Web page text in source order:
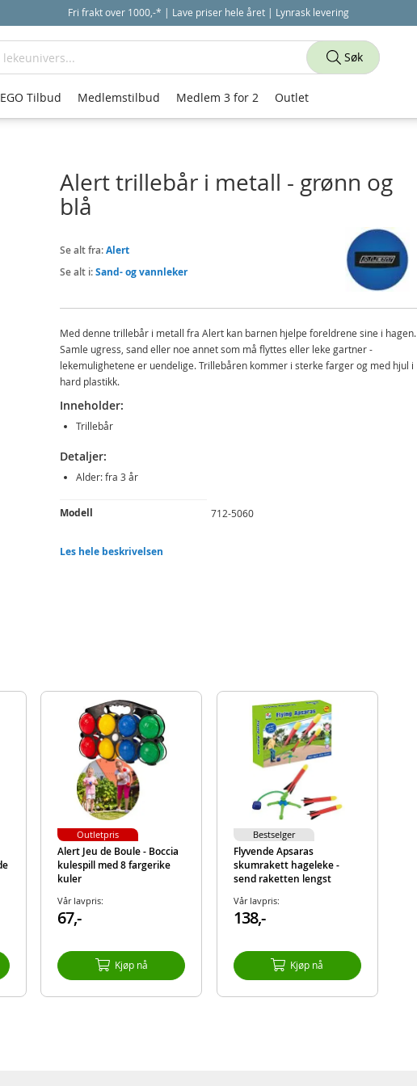
Fri frakt over 1000,-* | Lave priser hele året | Lynrask levering
Alert trillebår i metall - grønn og
blå
Se alt fra:Alert
Se alt i:Sand- og vannleker
Med denne trillebår i metall fra Alert kan barnen hjelpe foreldrene sine i hagen.
Samle ugress, sand eller noe annet som må flyttes eller leke gartner -
lekemulighetene er uendelige. Trillebåren kommer i sterke farger og med hjul i
hard plastikk.
Inneholder:
Trillebår
Detaljer:
Alder: fra 3 år
Produktdetaljer
Modell 712-5060
Les hele beskrivelsen
Alert Jeu de Boule - Boccia
kulespill med 8 fargerike
kuler
Vår lavpris:
67,-
Kjøp nå
Outletpris
Flyvende Apsaras
skumrakett hageleke -
send raketten lengst
Vår lavpris:
138,-
Kjøp nå
Bestselger
Søk
Tilbud Medlemstilbud Medlem 3 for 2 Outlet